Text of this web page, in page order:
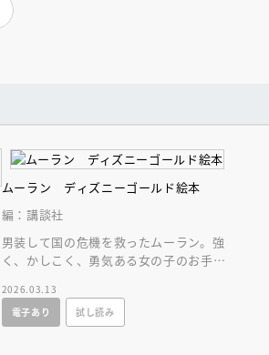
ムーラン ディズニーゴールド絵本
編：講談社
男装して国の危機を救ったムーラン。強
く、かしこく、勇気ある女の子のお手本
2026.03.13
電子あり
試し読み